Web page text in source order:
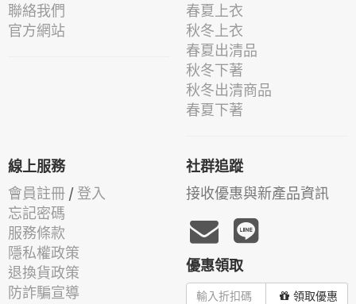
聯絡我們
官方網站
春夏上衣
秋冬上衣
春夏出清品
秋冬下著
秋冬出清商品
春夏下著
線上服務
會員註冊 / 登入
忘記密碼
服務條款
隱私權政策
退換貨政策
防詐騙宣導
社群追蹤
接收優惠與新產品資訊
優惠領取
領取優惠